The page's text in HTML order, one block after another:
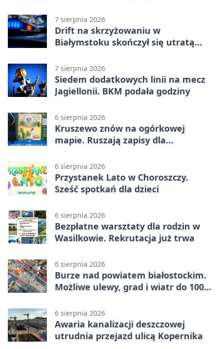
7 sierpnia 2026
Drift na skrzyżowaniu w
Białymstoku skończył się utratą
7 sierpnia 2026
Siedem dodatkowych linii na mecz
Jagiellonii. BKM podała godziny
6 sierpnia 2026
Kruszewo znów na ogórkowej
mapie. Ruszają zapisy dla
6 sierpnia 2026
Przystanek Lato w Choroszczy.
Sześć spotkań dla dzieci
6 sierpnia 2026
Bezpłatne warsztaty dla rodzin w
Wasilkowie. Rekrutacja już trwa
6 sierpnia 2026
Burze nad powiatem białostockim.
Możliwe ulewy, grad i wiatr do 100
6 sierpnia 2026
Awaria kanalizacji deszczowej
utrudnia przejazd ulicą Kopernika